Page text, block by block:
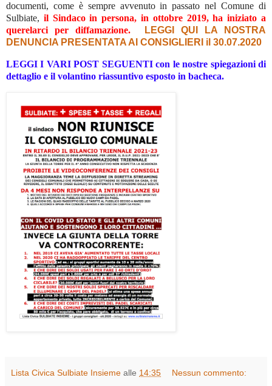
documenti, come è sempre avvenuto in passato nel Comune di
Sulbiate, il Sindaco in persona, in ottobre 2019, ha iniziato a
querelarci per diffamazione.
LEGGI QUI LA NOSTRA
DENUNCIA PRESENTATA AI CONSIGLIERI il 30.07.2020
LEGGI I VARI POST SEGUENTI con le nostre spiegazioni di
dettaglio e il volantino riassuntivo esposto in bacheca.
Lista Civica Sulbiate Insieme alle 14:35 Nessun commento: